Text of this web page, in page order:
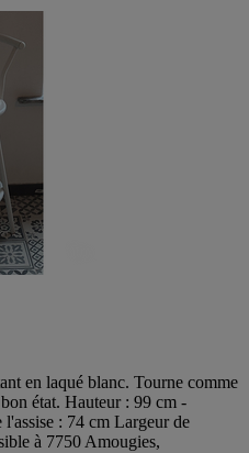
en laqué blanc. Tourne comme
état. Hauteur : 99 cm -
: 74 cm Largeur de
à 7750 Amougies,